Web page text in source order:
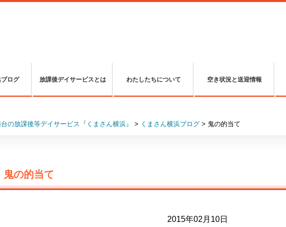
ログ 放課後デイサービスとは わたしたちについて 空き状況と送迎情報
の放課後等デイサービス『くまさん横浜』 > くまさん横浜ブログ > 鬼の的当て
鬼の的当て
2015年02月10日